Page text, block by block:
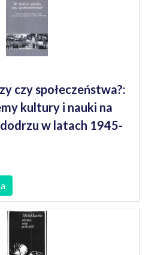
czy społeczeństwa?:
kultury i nauki na
w latach 1945-